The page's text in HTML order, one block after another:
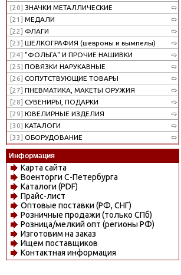
[20] ЗНАЧКИ МЕТАЛЛИЧЕСКИЕ
[21] МЕДАЛИ
[22] ФЛАГИ
[23] ШЕЛКОГРАФИЯ (шевроны и вымпелы)
[24] "ФОЛЬГА" И ПРОЧИЕ НАШИВКИ
[25] ПОВЯЗКИ НАРУКАВНЫЕ
[26] СОПУТСТВУЮЩИЕ ТОВАРЫ
[27] ПНЕВМАТИКА, МАКЕТЫ ОРУЖИЯ
[28] СУВЕНИРЫ, ПОДАРКИ
[29] ЮВЕЛИРНЫЕ ИЗДЕЛИЯ
[30] КАТАЛОГИ
[33] ОБОРУДОВАНИЕ
Информация
Карта сайта
Военторги С-Петербурга
Каталоги (PDF)
Прайс-лист
Оптовые поставки (РФ, СНГ)
Розничные продажи (только СПб)
Розница/мелкий опт (регионы РФ)
Изготовим на заказ
Ищем поставщиков
Контактная информация